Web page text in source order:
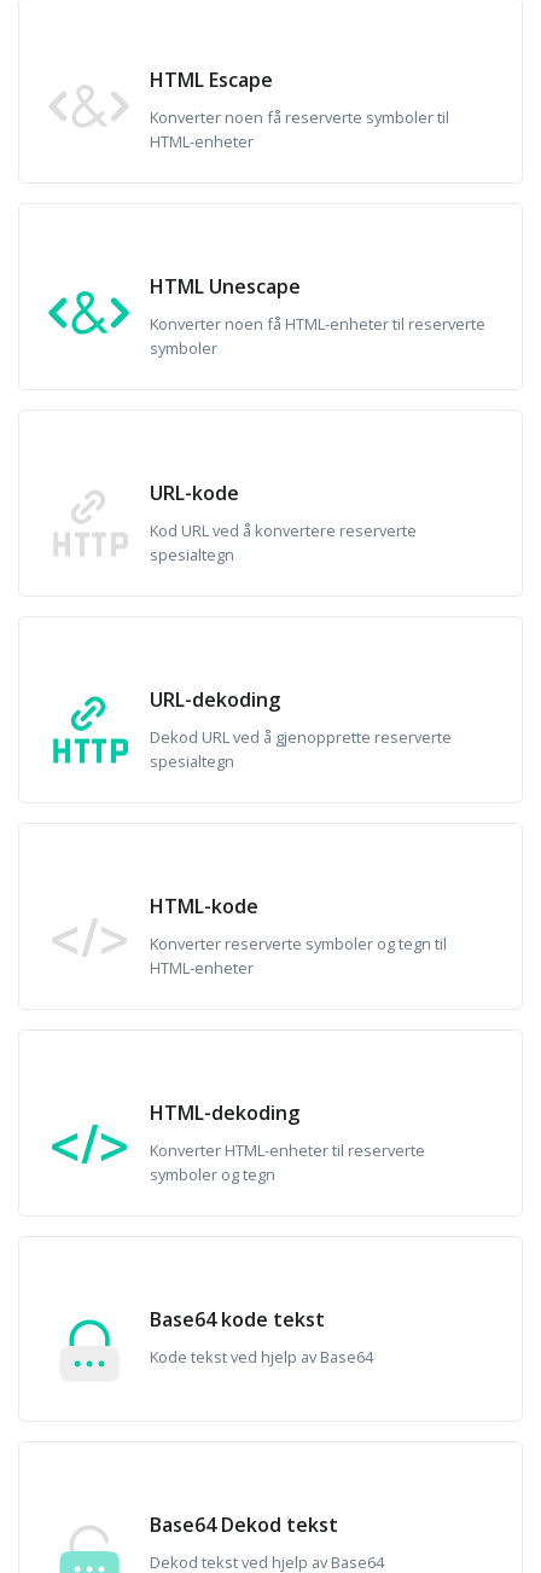
HTML Escape
Konverter noen få reserverte symboler til
HTML-enheter
HTML Unescape
Konverter noen få HTML-enheter til reserverte
symboler
URL-kode
Kod URL ved å konvertere reserverte
spesialtegn
URL-dekoding
Dekod URL ved å gjenopprette reserverte
spesialtegn
HTML-kode
Konverter reserverte symboler og tegn til
HTML-enheter
HTML-dekoding
Konverter HTML-enheter til reserverte
symboler og tegn
Base64 kode tekst
Kode tekst ved hjelp av Base64
Base64 Dekod tekst
Dekod tekst ved hjelp av Base64